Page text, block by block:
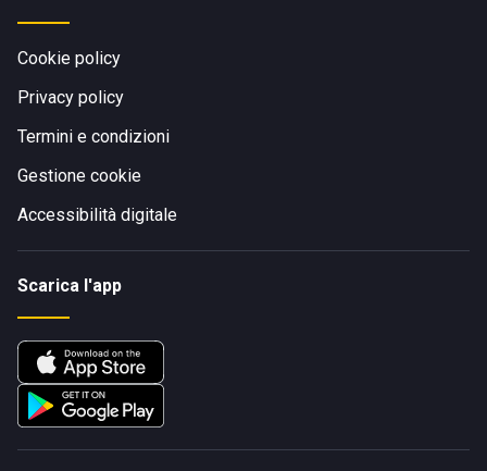
Cookie policy
Privacy policy
Termini e condizioni
Gestione cookie
Accessibilità digitale
Scarica l'app